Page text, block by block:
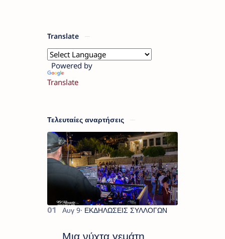
Translate
Powered by
Translate
Τελευταίες αναρτήσεις